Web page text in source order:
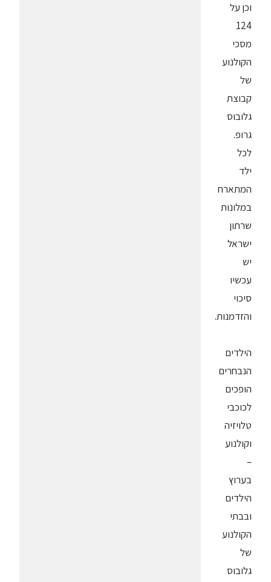
וכן על
124
מסכי
הקולנוע
של
קבוצת
גלובוס
גרופ.
לכל
ילד
המתארח
במלונות
שרתון
ישראל
יש
עכשיו
סיכוי
והזדמנות.
הילדים
הנבחרים
הופכים
לכוכבי
טלויזיה
וקולנוע
–
בערוץ
הילדים
ובבתי
הקולנוע
של
גלובוס